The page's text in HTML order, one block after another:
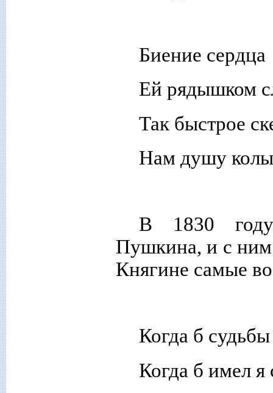
Биение сердца
Ей рядышком
Так быстрое
Нам душу
В 1830 году
Пушкина, и с
Княгине самые
Когда б
Когда б имел я